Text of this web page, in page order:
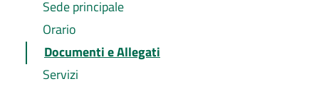
Sede principale
Orario
Documenti e Allegati
Servizi